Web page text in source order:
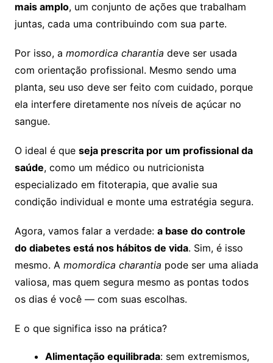
mais amplo, um conjunto de ações que trabalham
juntas, cada uma contribuindo com sua parte.
Por isso, a momordica charantia deve ser usada
com orientação profissional. Mesmo sendo uma
planta, seu uso deve ser feito com cuidado, porque
ela interfere diretamente nos níveis de açúcar no
sangue.
O ideal é que seja prescrita por um profissional da
saúde, como um médico ou nutricionista
especializado em fitoterapia, que avalie sua
condição individual e monte uma estratégia segura.
Agora, vamos falar a verdade: a base do controle
do diabetes está nos hábitos de vida. Sim, é isso
mesmo. A momordica charantia pode ser uma aliada
valiosa, mas quem segura mesmo as pontas todos
os dias é você — com suas escolhas.
E o que significa isso na prática?
Alimentação equilibrada: sem extremismos,